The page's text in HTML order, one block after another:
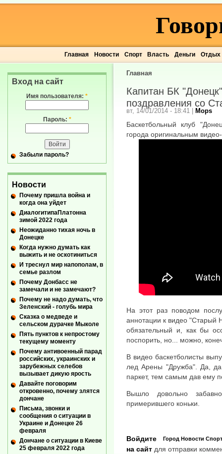
Главная Новости Спорт Власть Деньги Отдых
Главная
Капитан БК
поздравления со
вт, 14/01/2014 - 18:41 | Mops
Баскетбольный клуб
города оригинальным
На этот раз поводом
аннотации к видео "Старый
обязательный и, как бы
поспорить, но... можно,
В видео баскетболисты
лед Арены "Дружба". Да,
паркет, тем самым дав ему
Вышло довольно
примерившего коньки.
Город Новости Спорт
Войдите
на сайт для отправки
Вход на сайт
Имя пользователя: *
Пароль: *
Забыли пароль?
Новости
Почему пришла война и
когда она уйдет
ДиалогитипаПлатонна
зимой 2022 года
Неожиданно тихая ночь в
Донецке
Когда нужно думать как
выжить и не оскотиниться
И треснул мир напополам, в
семье разлом
Почему Донбасс не
замечали и не замечают?
Почему не надо думать, что
Зеленский - голубь мира
Сказка о медведе и
сельском дурачке Мыколе
Пять пунктов к непростому
текущему моменту
Почему антивоенный парад
российских, украинских и
зарубежных селебов
вызывает дикую ярость
Давайте поговорим
откровенно, почему злятся
дончане
Письма, звонки и
сообщения о ситуации в
Украине и Донецке 26
февраля
Дончане о ситуации в Киеве
25 февраля 2022 года